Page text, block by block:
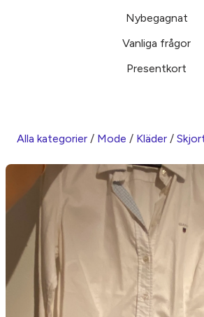
Nybegagnat
Vanliga frågor
Presentkort
Alla kategorier / Mode / Kläder /